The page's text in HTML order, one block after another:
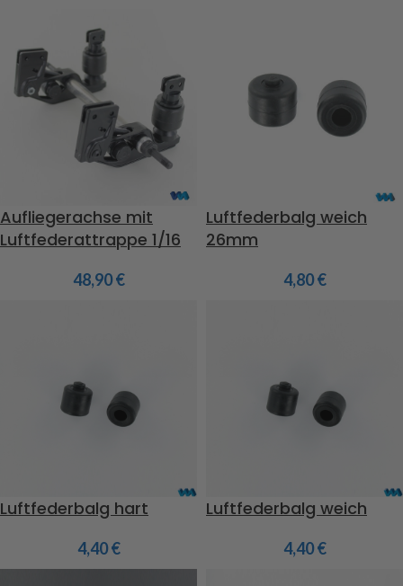
Aufliegerachse mit
Luftfederattrappe 1/16
48,90€
Luftfederbalg weich
26mm
4,80€
Luftfederbalg hart
4,40€
Luftfederbalg weich
4,40€